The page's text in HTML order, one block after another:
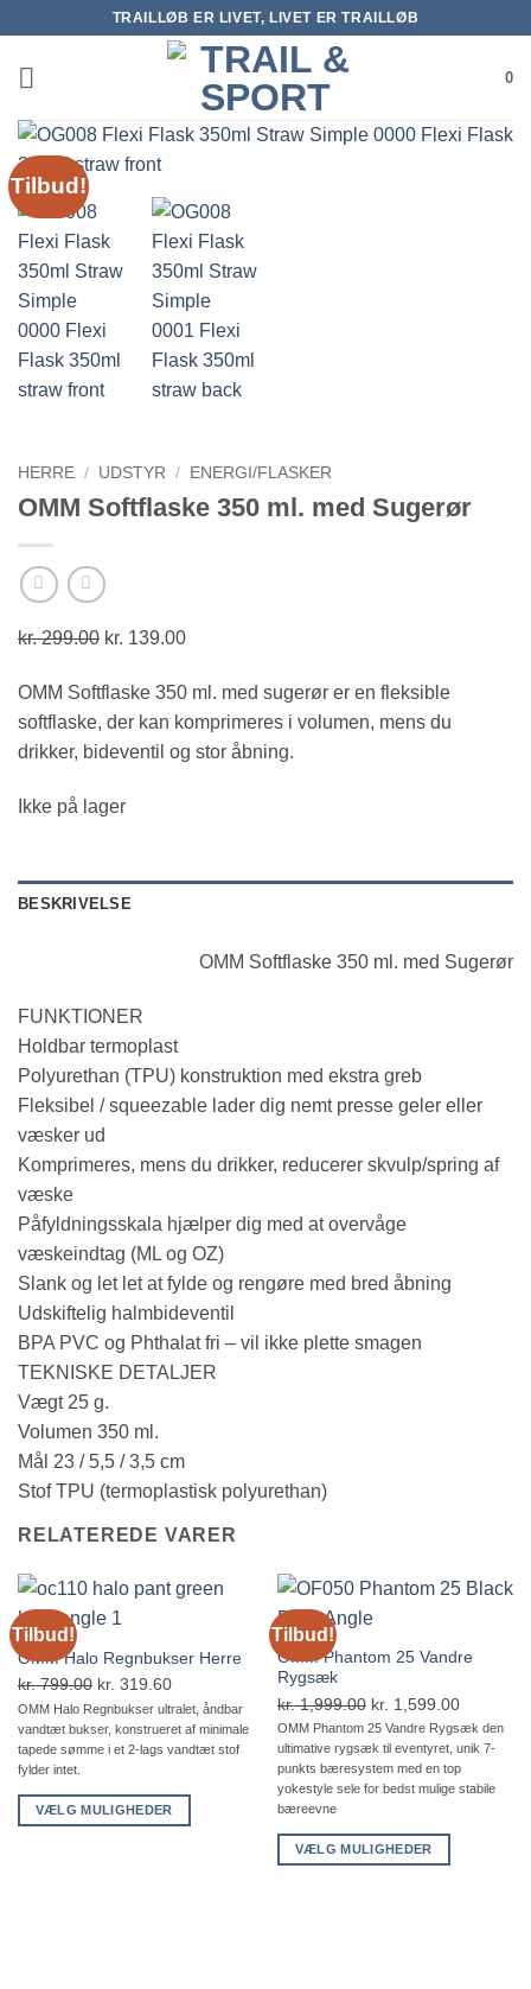
indhold
TRAILLØB ER LIVET, LIVET ER TRAILLØB
0
Tilbud!
HERRE / UDSTYR / ENERGI/FLASKER
OMM Softflaske 350 ml. med Sugerør
kr.299.00 Den
pris
var:
kr. 299.00.
kr. 139.00
pris
er:
kr. 139.00.
OMM Softflaske 350 ml. med sugerør er en fleksible
softflaske, der kan komprimeres i volumen, mens du
drikker, bideventil og stor åbning.
Ikke på lager
BESKRIVELSE
OMM Softflaske 350 ml. med Sugerør
FUNKTIONER
Holdbar termoplast
Polyurethan (TPU) konstruktion med ekstra greb
Fleksibel / squeezable lader dig nemt presse geler eller
væsker ud
Komprimeres, mens du drikker, reducerer skvulp/spring af
væske
Påfyldningsskala hjælper dig med at overvåge
væskeindtag (ML og OZ)
Slank og let let at fylde og rengøre med bred åbning
Udskiftelig halmbideventil
BPA PVC og Phthalat fri – vil ikke plette smagen
TEKNISKE DETALJER
Vægt 25 g.
Volumen 350 ml.
Mål 23 / 5,5 / 3,5 cm
Stof TPU (termoplastisk polyurethan)
RELATEREDE VARER
Tilbud!
OMM Halo Regnbukser Herre
kr.799.00 Den
oprindelige
pris
var:
kr. 319.60Den
aktuelle
pris
er:
OMM Halo Regnbukser ultralet, åndbar
vandtæt bukser, konstrueret af minimale
tapede sømme i et 2-lags vandtæt stof
fylder intet.
VÆLG MULIGHEDER
Tilbud!
OMM Phantom 25 Vandre
Rygsæk
kr.1,999.00 Den
oprindelige
pris
kr. 1,599.00Den
aktuelle
pris
OMM Phantom 25 Vandre Rygsæk den
ultimative rygsæk til eventyret, unik 7-
punkts bæresystem med en top
yokestyle sele for bedst mulige stabile
bæreevne
VÆLG MULIGHEDER